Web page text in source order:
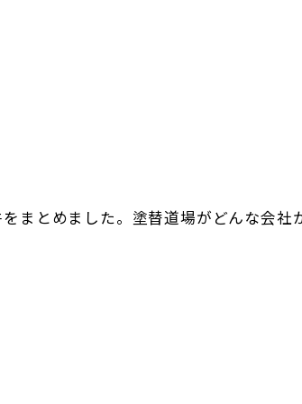
まとめました。塗替道場がどんな会社